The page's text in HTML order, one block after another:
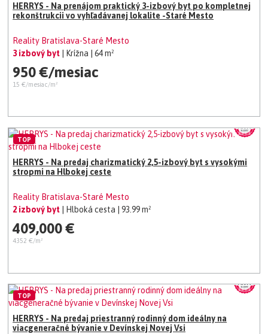
HERRYS - Na prenájom praktický 3-izbový byt po kompletnej
rekonštrukcii vo vyhľadávanej lokalite -Staré Mesto
Reality Bratislava-Staré Mesto
3 izbový byt
| Krížna | 64 m²
950 €/mesiac
15 €/mesiac/m²
HERRYS - Na predaj charizmatický 2,5-izbový byt s vysokými
stropmi na Hlbokej ceste
Reality Bratislava-Staré Mesto
2 izbový byt
| Hlboká cesta | 93.99 m²
409,000 €
4352 €/m²
TOP
HERRYS - Na predaj priestranný rodinný dom ideálny na
viacgeneračné bývanie v Devínskej Novej Vsi
TOP